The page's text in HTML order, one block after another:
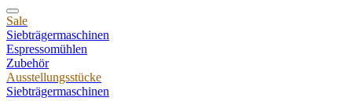
Sale
Siebträgermaschinen
Espressomühlen
Zubehör
Ausstellungsstücke
Siebträgermaschinen